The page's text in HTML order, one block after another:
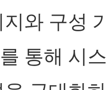
와 구성
통해 시